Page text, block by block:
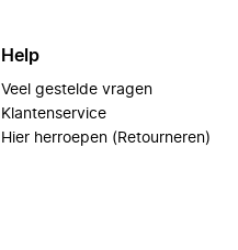
Help
Veel gestelde vragen
Klantenservice
Hier herroepen (Retourneren)